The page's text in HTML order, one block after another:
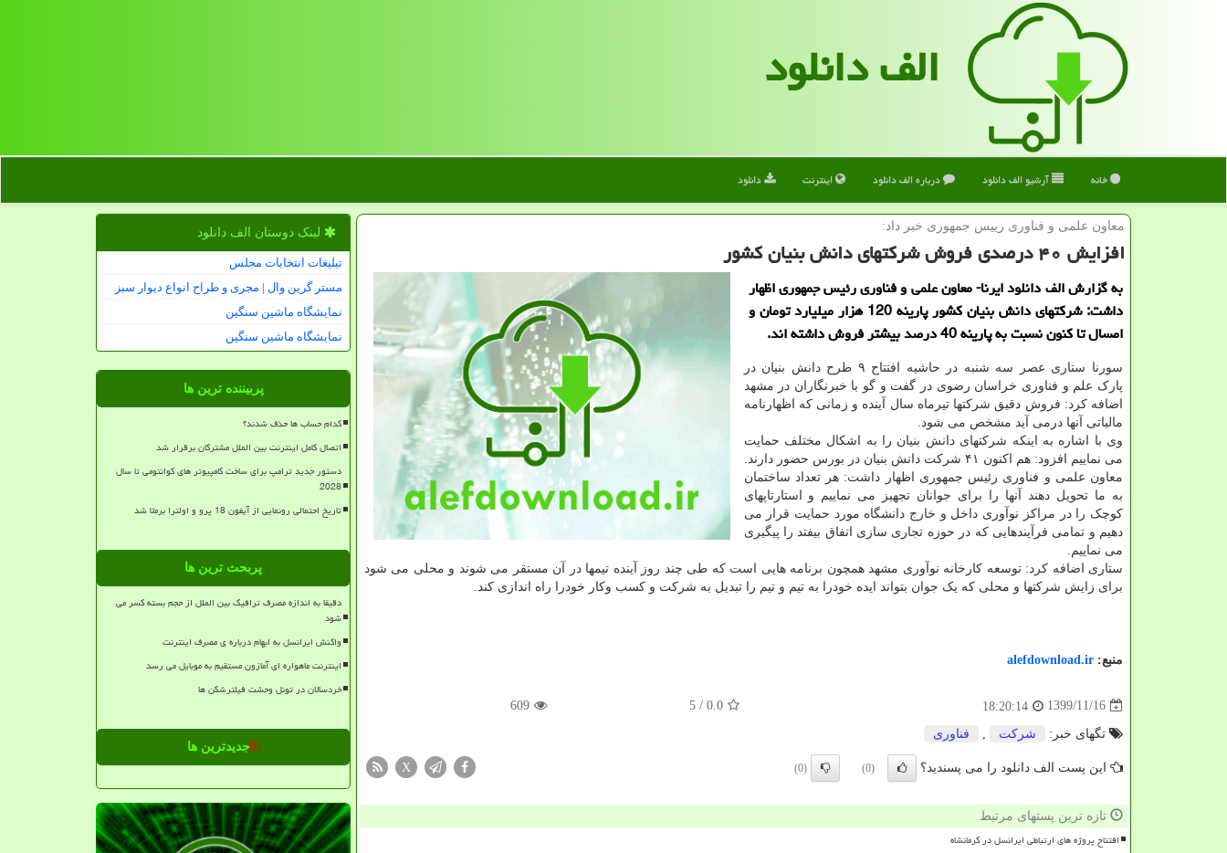
الف دانلود
خانه آرشیو الف دانلود درباره الف دانلود اینترنت دانلود
معاون علمی و فناوری رییس جمهوری خبر داد:
افزایش ۴۰ درصدی فروش شركتهای دانش بنیان كشور
به گزارش الف دانلود ایرنا- معاون علمی و فناوری رئیس جمهوری اظهار
داشت: شرکتهای دانش بنیان کشور پارینه 120 هزار میلیارد تومان و
امسال تا کنون نسبت به پارینه 40 درصد بیشتر فروش داشته اند.
سورنا ستاری عصر سه شنبه در حاشیه افتتاح ۹ طرح دانش بنیان در
پارک علم و فناوری خراسان رضوی در گفت و گو با خبرنگاران در مشهد
اضافه کرد: فروش دقیق شرکتها تیرماه سال آینده و زمانی که اظهارنامه
مالیاتی آنها درمی آید مشخص می شود.
وی با اشاره به اینکه شرکتهای دانش بنیان را به اشکال مختلف حمایت
می نماییم افزود: هم اکنون ۴۱ شرکت دانش بنیان در بورس حضور دارند.
معاون علمی و فناوری رئیس جمهوری اظهار داشت: هر تعداد ساختمان
به ما تحویل دهند آنها را برای جوانان تجهیز می نماییم و استارتاپهای
کوچک را در مراکز نوآوری داخل و خارج دانشگاه مورد حمایت قرار می
دهیم و تمامی فرآیندهایی که در حوزه تجاری سازی اتفاق بیفتد را پیگیری
می نماییم.
ستاری اضافه کرد: توسعه کارخانه نوآوری مشهد همچون برنامه هایی است که طی چند روز آینده تیمها در آن مستقر می شوند و محلی می شود
برای زایش شرکتها و محلی که یک جوان بتواند ایده خودرا به تیم و تیم را تبدیل به شرکت و کسب وکار خودرا راه اندازی کند.
منبع: alefdownload.ir
1399/11/16
18:20:14
0.0
/ 5
609
تگهای خبر: شركت فناوری
این پست الف دانلود را می پسندید؟ (0)
(0)
X
تازه ترین پستهای مرتبط
افتتاح پروژه های ارتباطی ایرانسل در کرمانشاه
لینک دوستان الف دانلود
تبلیغات انتخابات مجلس
مستر گرین وال | مجری و طراح انواع دیوار سبز
نمایشگاه ماشین سنگین
نمایشگاه ماشین سنگین
پربیننده ترین ها
کدام حساب ها حذف شدند؟
اتصال کامل اینترنت بین الملل مشترکان برقرار شد
دستور جدید ترامپ برای ساخت کامپیوتر های کوانتومی تا سال
2028
تاریخ احتمالی رونمایی از آیفون 18 پرو و اولترا برملا شد
پربحث ترین ها
دقیقا به اندازه مصرف ترافیک بین الملل از حجم بسته کسر می
شود
واکنش ایرانسل به ابهام درباره ی مصرف اینترنت
اینترنت ماهواره ای آمازون مستقیم به موبایل می رسد
خردسالان در تونل وحشت فیلترشکن ها
جدیدترین ها